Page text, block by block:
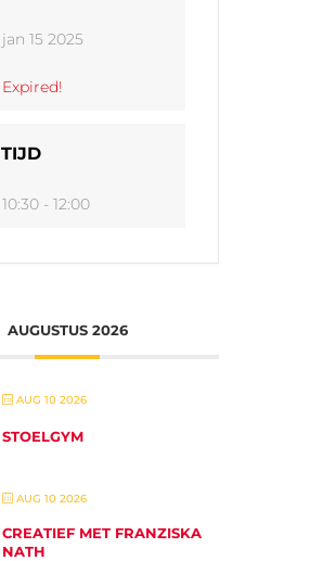
jan 15 2025
Expired!
TIJD
10:30 - 12:00
AUGUSTUS 2026
AUG 10 2026
STOELGYM
AUG 10 2026
CREATIEF MET FRANZISKA
NATH